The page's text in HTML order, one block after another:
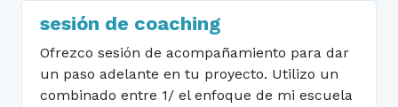
sesión de coaching
Ofrezco sesión de acompañamiento para dar
un paso adelante en tu proyecto. Utilizo un
combinado entre 1/ el enfoque de mi escuela